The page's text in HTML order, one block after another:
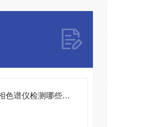
矿井气分析气相色谱仪检测哪些有害气体